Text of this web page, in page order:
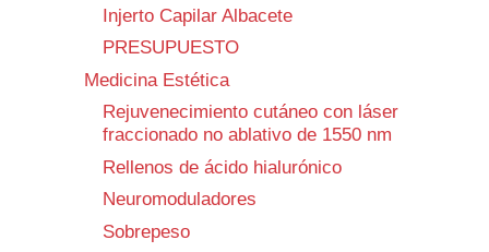
Injerto Capilar Albacete
PRESUPUESTO
Medicina Estética
Rejuvenecimiento cutáneo con láser
fraccionado no ablativo de 1550 nm
Rellenos de ácido hialurónico
Neuromoduladores
Sobrepeso